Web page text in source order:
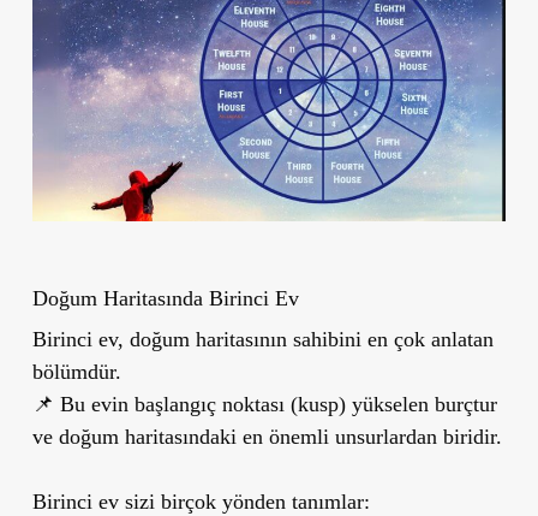
Doğum Haritasında Birinci Ev
Birinci ev, doğum haritasının sahibini en çok anlatan
bölümdür.
📌 Bu evin başlangıç noktası (kusp) yükselen burçtur
ve doğum haritasındaki en önemli unsurlardan biridir.
Birinci ev sizi birçok yönden tanımlar: